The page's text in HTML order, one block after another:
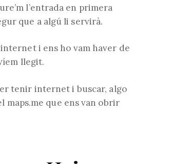
l’entrada en primera
que a algú li servirà.
i ens ho vam haver de
llegit.
tenir internet i buscar, algo
maps.me que ens van obrir